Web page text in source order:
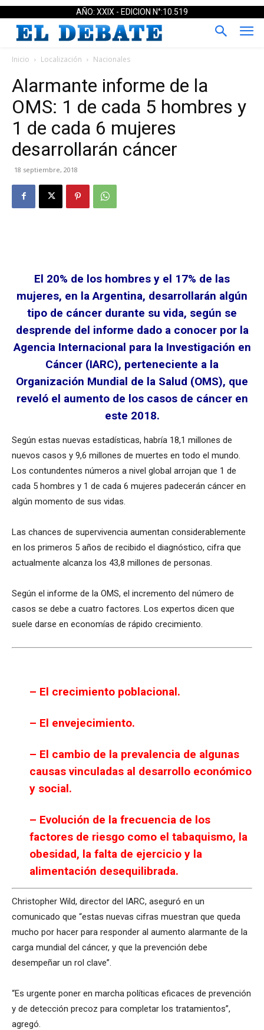
AÑO: XXIX - EDICION N°:10.519
Inicio Localización Nacionales
Alarmante informe de la
OMS: 1 de cada 5 hombres y
1 de cada 6 mujeres
desarrollarán cáncer
18 septiembre, 2018
El 20% de los hombres y el 17% de las
mujeres, en la Argentina, desarrollarán algún
tipo de cáncer durante su vida, según se
desprende del informe dado a conocer por la
Agencia Internacional para la Investigación en
Cáncer (IARC), perteneciente a la
Organización Mundial de la Salud (OMS), que
reveló el aumento de los casos de cáncer en
este 2018.
Según estas nuevas estadísticas, habría 18,1 millones de
nuevos casos y 9,6 millones de muertes en todo el mundo.
Los contundentes números a nivel global arrojan que 1 de
cada 5 hombres y 1 de cada 6 mujeres padecerán cáncer en
algún momento de sus vidas.
Las chances de supervivencia aumentan considerablemente
en los primeros 5 años de recibido el diagnóstico, cifra que
actualmente alcanza los 43,8 millones de personas.
Según el informe de la OMS, el incremento del número de
casos se debe a cuatro factores. Los expertos dicen que
suele darse en economías de rápido crecimiento.
– El crecimiento poblacional.
– El envejecimiento.
– El cambio de la prevalencia de algunas
causas vinculadas al desarrollo económico
y social.
– Evolución de la frecuencia de los
factores de riesgo como el tabaquismo, la
obesidad, la falta de ejercicio y la
alimentación desequilibrada.
Christopher Wild, director del IARC, aseguró en un
comunicado que “estas nuevas cifras muestran que queda
mucho por hacer para responder al aumento alarmante de la
carga mundial del cáncer, y que la prevención debe
desempeñar un rol clave”.
“Es urgente poner en marcha políticas eficaces de prevención
y de detección precoz para completar los tratamientos”,
agregó.